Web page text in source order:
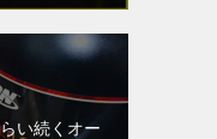
い続くオー